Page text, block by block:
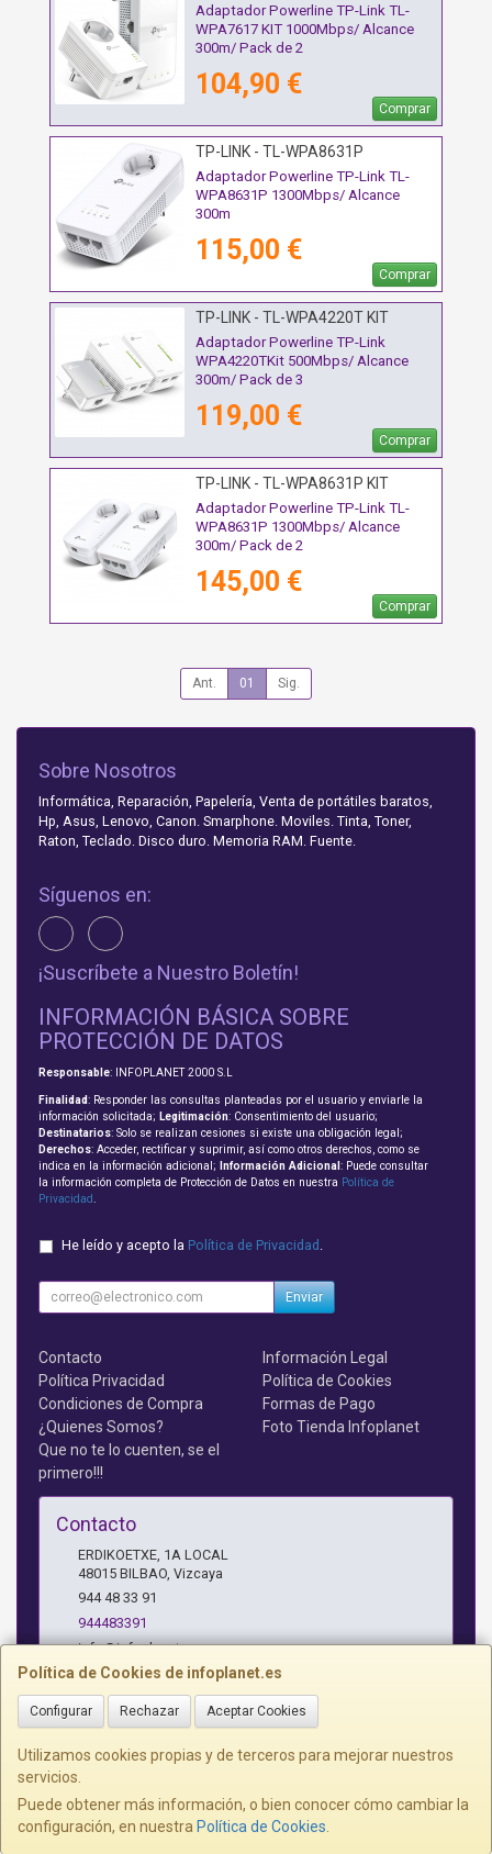
Adaptador Powerline TP-Link TL-
WPA7617 KIT 1000Mbps/ Alcance
300m/ Pack de 2
104,90 €
Comprar
TP-LINK - TL-WPA8631P
Adaptador Powerline TP-Link TL-
WPA8631P 1300Mbps/ Alcance
300m
115,00 €
Comprar
TP-LINK - TL-WPA4220T KIT
Adaptador Powerline TP-Link
WPA4220TKit 500Mbps/ Alcance
300m/ Pack de 3
119,00 €
Comprar
TP-LINK - TL-WPA8631P KIT
Adaptador Powerline TP-Link TL-
WPA8631P 1300Mbps/ Alcance
300m/ Pack de 2
145,00 €
Comprar
Ant. 01 Sig.
Política de Cookies de infoplanet.es
Configurar Rechazar Aceptar Cookies
Utilizamos cookies propias y de terceros para mejorar nuestros
servicios.
Puede obtener más información, o bien conocer cómo cambiar la
configuración, en nuestra Política de Cookies
Sobre Nosotros
Informática, Reparación, Papelería, Venta de portátiles baratos,
Hp, Asus, Lenovo, Canon. Smarphone. Moviles. Tinta, Toner,
Raton, Teclado. Disco duro. Memoria RAM. Fuente.
Síguenos en:
¡Suscríbete a Nuestro Boletín!
INFORMACIÓN BÁSICA SOBRE
PROTECCIÓN DE DATOS
Responsable: INFOPLANET 2000 S.L
Finalidad: Responder las consultas planteadas por el usuario y enviarle la
información solicitada; Legitimación: Consentimiento del usuario;
Destinatarios: Solo se realizan cesiones si existe una obligación legal;
Derechos: Acceder, rectificar y suprimir, así como otros derechos, como se
indica en la información adicional;
Información Adicional : Puede consultar
la información completa de Protección de Datos en nuestra Política de
Privacidad
He leído y acepto la Política de Privacidad
Enviar
Contacto
Información Legal
Política Privacidad
Política de Cookies
Condiciones de Compra
Formas de Pago
¿Quienes Somos?
Foto Tienda Infoplanet
Que no te lo cuenten, se el
primero!!!
Contacto
ERDIKOETXE, 1A LOCAL
48015 BILBAO Vizcaya
944 48 33 91
944483391
info@infoplanet.es
Horario
10 A 14:15 H Y 17:15 A 19:30 H
, , , , España. - C.I.F.: B95075172 - Tfno: